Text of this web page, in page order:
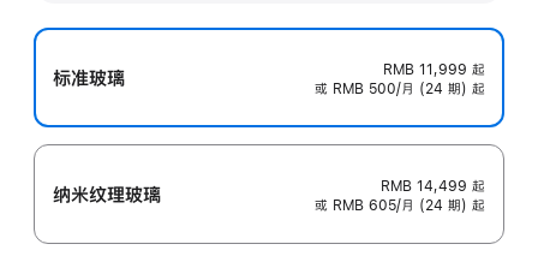
标准玻璃 RMB 11,999 起
或 RMB 500/月 (24 期) 起
纳米纹理玻璃 RMB 14,499 起
或 RMB 605/月 (24 期) 起